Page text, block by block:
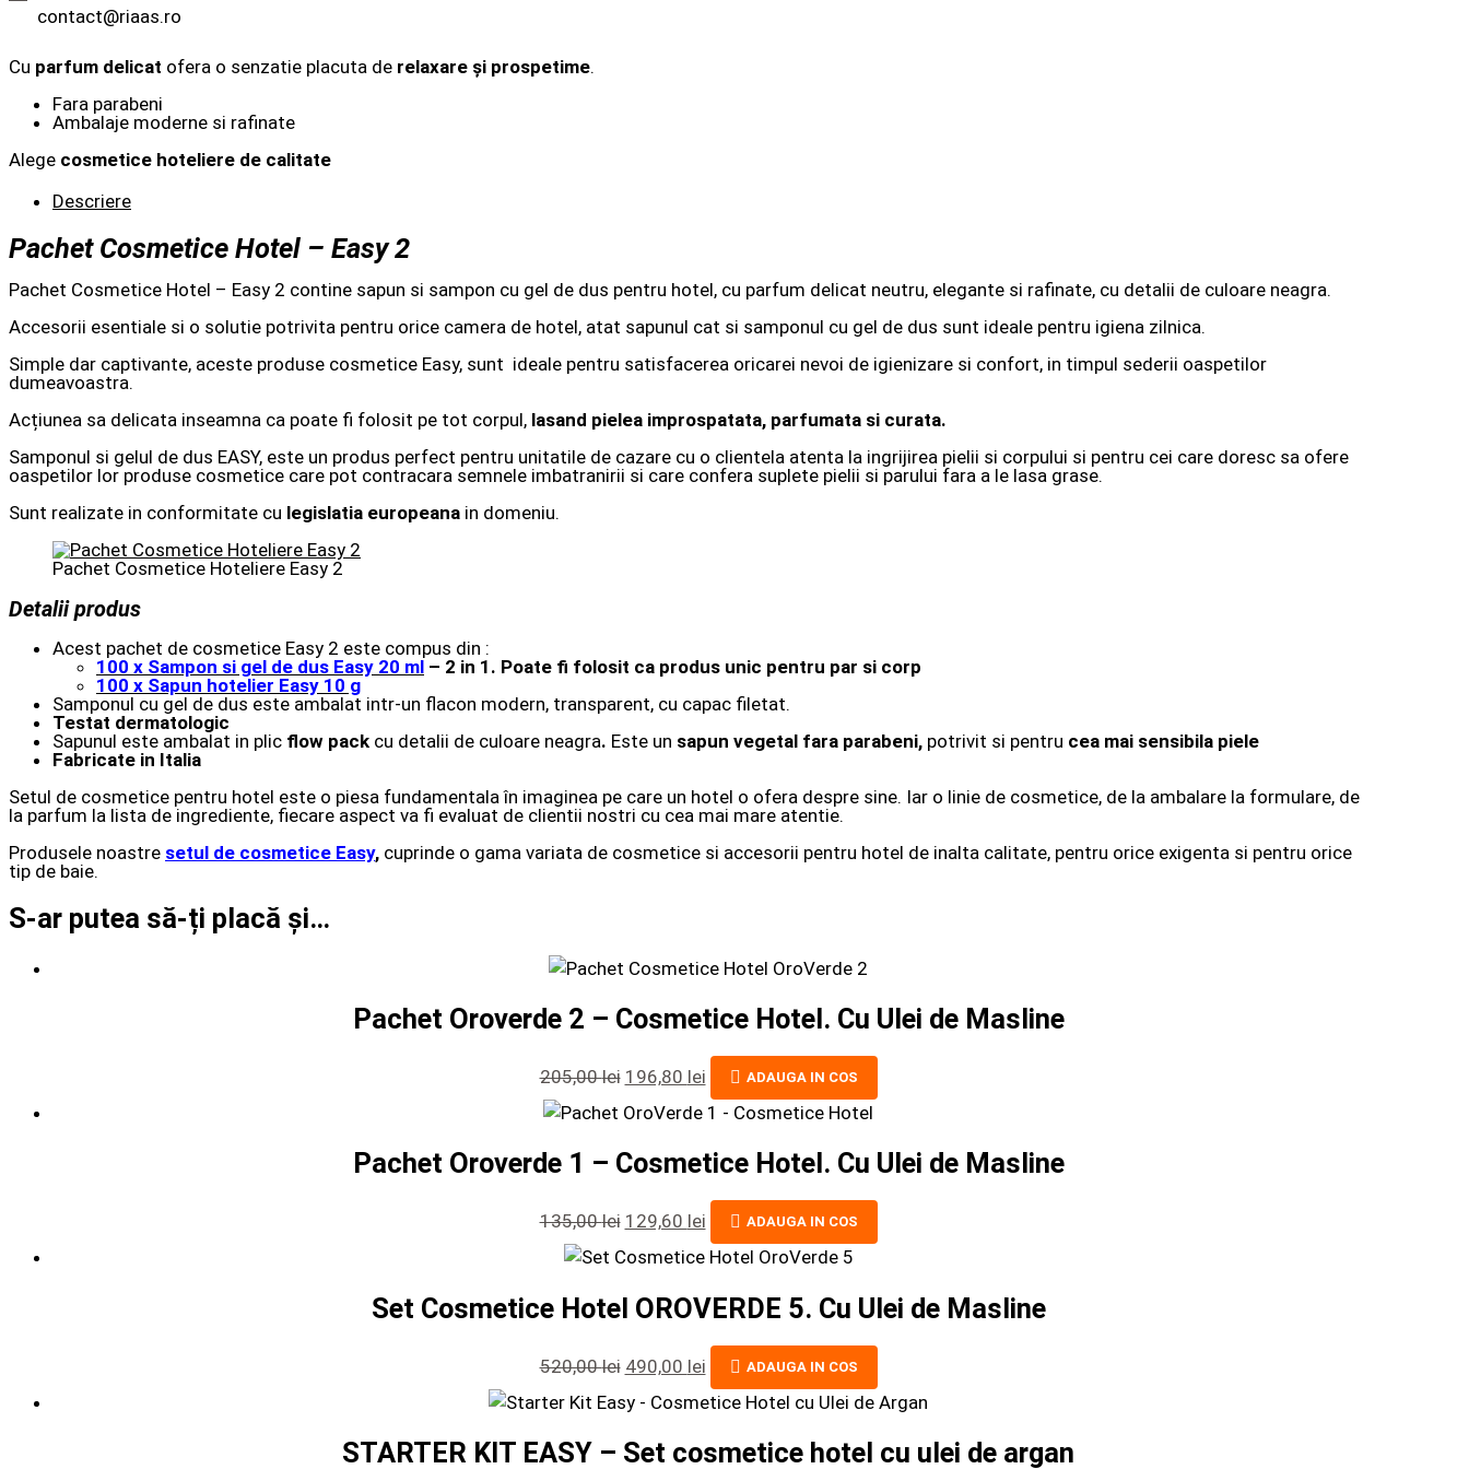
contact@riaas.ro
Cu parfum delicat ofera o senzatie placuta de relaxare și prospetime.
Fara parabeni
Ambalaje moderne si rafinate
Alege cosmetice hoteliere de calitate
Descriere
Pachet Cosmetice Hotel – Easy 2
Pachet Cosmetice Hotel – Easy 2 contine sapun si sampon cu gel de dus pentru hotel, cu parfum delicat neutru, elegante si rafinate, cu detalii de culoare neagra.
Accesorii esentiale si o solutie potrivita pentru orice camera de hotel, atat sapunul cat si samponul cu gel de dus sunt ideale pentru igiena zilnica.
Simple dar captivante, aceste produse cosmetice Easy, sunt ideale pentru satisfacerea oricarei nevoi de igienizare si confort, in timpul sederii oaspetilor
dumeavoastra.
Acțiunea sa delicata inseamna ca poate fi folosit pe tot corpul, lasand pielea improspatata, parfumata si curata.
Samponul si gelul de dus EASY, este un produs perfect pentru unitatile de cazare cu o clientela atenta la ingrijirea pielii si corpului si pentru cei care doresc sa ofere
oaspetilor lor produse cosmetice care pot contracara semnele imbatranirii si care confera suplete pielii si parului fara a le lasa grase.
Sunt realizate in conformitate cu legislatia europeana in domeniu.
Pachet Cosmetice Hoteliere Easy 2
Detalii produs
Acest pachet de cosmetice Easy 2 este compus din :
100 x Sampon si gel de dus Easy 20 ml – 2 in 1. Poate fi folosit ca produs unic pentru par si corp
100 x Sapun hotelier Easy 10 g
Samponul cu gel de dus este ambalat intr-un flacon modern, transparent, cu capac filetat.
Testat dermatologic
Sapunul este ambalat in plic flow pack cu detalii de culoare neagra. Este un sapun vegetal fara parabeni, potrivit si pentru cea mai sensibila piele
Fabricate in Italia
Setul de cosmetice pentru hotel este o piesa fundamentala în imaginea pe care un hotel o ofera despre sine. Iar o linie de cosmetice, de la ambalare la formulare, de
la parfum la lista de ingrediente, fiecare aspect va fi evaluat de clientii nostri cu cea mai mare atentie.
Produsele noastre setul de cosmetice Easy, cuprinde o gama variata de cosmetice si accesorii pentru hotel de inalta calitate, pentru orice exigenta si pentru orice
tip de baie.
S-ar putea să-ți placă și…
Pachet Oroverde 2 – Cosmetice Hotel. Cu Ulei de Masline
205,00lei 196,80 lei ADAUGA IN COS
Pachet Oroverde 1 – Cosmetice Hotel. Cu Ulei de Masline
135,00lei 129,60 lei ADAUGA IN COS
Set Cosmetice Hotel OROVERDE 5. Cu Ulei de Masline
520,00lei 490,00 lei ADAUGA IN COS
STARTER KIT EASY – Set cosmetice hotel cu ulei de argan